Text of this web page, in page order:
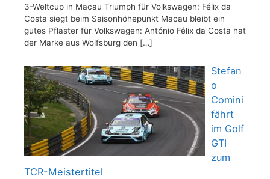
3-Weltcup in Macau Triumph für Volkswagen: Félix da
Costa siegt beim Saisonhöhepunkt Macau bleibt ein
gutes Pflaster für Volkswagen: António Félix da Costa hat
der Marke aus Wolfsburg den […]
Stefan
o
Comini
fährt
im Golf
GTI
zum
TCR-Meistertitel